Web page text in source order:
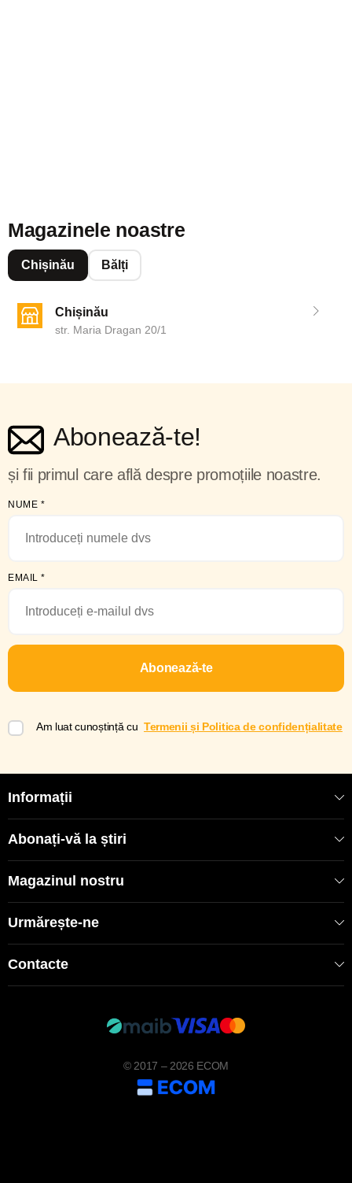
Magazinele noastre
Chișinău Bălți
Chișinău
str. Maria Dragan 20/1
Abonează-te!
și fii primul care află despre promoțiile noastre.
NUME *
EMAIL *
Abonează-te
Am luat cunoștință cu Termenii și Politica de confidențialitate
Informații
Abonați-vă la știri
Magazinul nostru
Urmărește-ne
Contacte
© 2017 – 2026 ECOM